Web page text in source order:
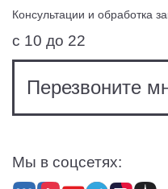
Консультации и обработка
с 10 до 22
Перезвоните
Мы в соцсетях: